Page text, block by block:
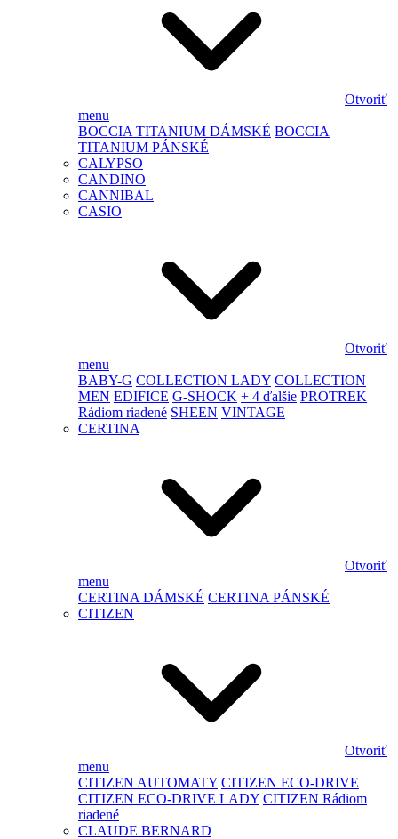
Otvoriť
menu
BOCCIA TITANIUM DÁMSKÉ BOCCIA
TITANIUM PÁNSKÉ
CALYPSO
CANDINO
CANNIBAL
CASIO
Otvoriť
menu
BABY-G COLLECTION LADY COLLECTION
MEN EDIFICE G-SHOCK + 4 ďalšie PROTREK
Rádiom riadené SHEEN VINTAGE
CERTINA
Otvoriť
menu
CERTINA DÁMSKÉ CERTINA PÁNSKÉ
CITIZEN
Otvoriť
menu
CITIZEN AUTOMATY CITIZEN ECO-DRIVE
CITIZEN ECO-DRIVE LADY CITIZEN Rádiom
riadené
CLAUDE BERNARD